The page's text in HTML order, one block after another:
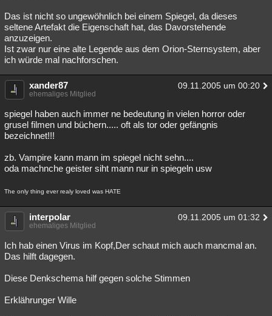
Das ist nicht so ungewöhnlich bei einem Spiegel, da dieses
seltene Artefakt die Eigenschaft hat, das Davorstehende
anzuzeigen.
Ist zwar nur eine alte Legende aus dem Orion-Sternsystem, aber
ich würde mal nachforschen.
xander87 09.11.2005 um 00:20
ehemaliges Mitglied
spiegel haben auch immer ne bedeutung in vielen horror oder
grusel filmen und büchern..... oft als tor oder gefängnis
bezeichnet!!!
zb. Vampire kann mann im spiegel nicht sehn....
oda machnche geister siht mann nur in spiegeln usw
The only thing ever realy loved was HATE
interpolar 09.11.2005 um 01:32
ehemaliges Mitglied
Ich hab einen Virus im Kopf,Der schaut mich auch mancmal an.
Das hilft dagegen.
Diese Denkschema hilf gegen solche Stimmen
Erklährunger Wille